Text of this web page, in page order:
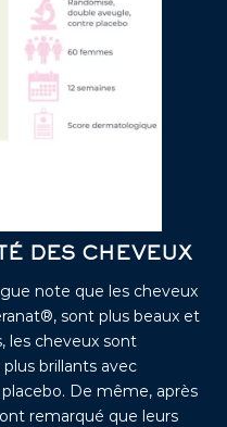
DES CHEVEUX
note que les cheveux
sont plus beaux et
les cheveux sont
brillants avec
De même, après
remarqué que leurs